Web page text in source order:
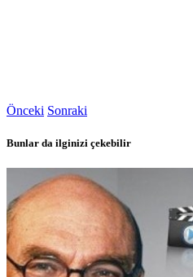
Önceki Sonraki
Bunlar da ilginizi çekebilir